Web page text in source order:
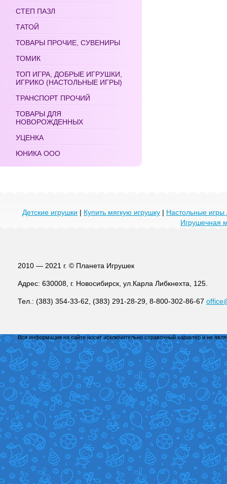
СТЕП ПАЗЛ
ТАТОЙ
ТОВАРЫ ПРОЧИЕ, СУВЕНИРЫ
ТОМИК
ТОП ИГРА, ДОБРЫЕ ИГРУШКИ,
ИГРИКО (НАСТОЛЬНЫЕ ИГРЫ)
ТРАНСПОРТ ПРОЧИЙ
ТОВАРЫ ДЛЯ
НОВОРОЖДЕННЫХ
УЦЕНКА
ЮНИКА ООО
Детские игрушки | Купить мягкую игрушку | Настольные игры
Игрушечная
2010 — 2021 г. © Планета Игрушек
Адрес: 630008, г. Новосибирск, ул.Карла Либкнехта, 125.
Тел.: (383) 354-33-62, (383) 291-28-29, 8-800-302-86-67
Вся информация на сайте носит исключительно справочный характер и не